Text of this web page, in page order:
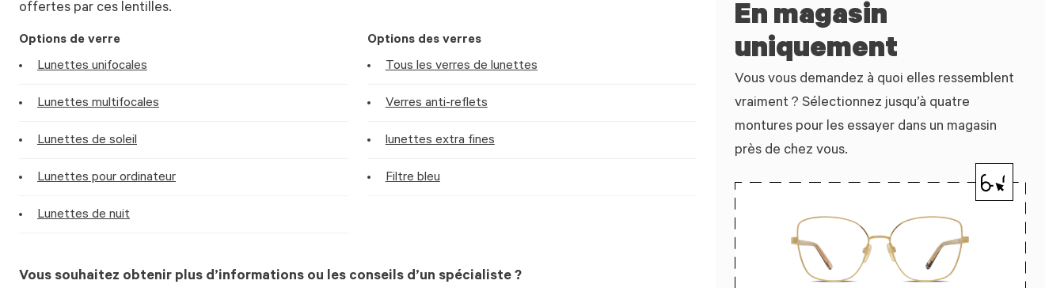
offertes par ces lentilles.
Options de verre
Lunettes unifocales
Lunettes multifocales
Lunettes de soleil
Lunettes pour ordinateur
Lunettes de nuit
Options des verres
Tous les verres de lunettes
Verres anti-reflets
lunettes extra fines
Filtre bleu
Vous souhaitez obtenir plus d’informations ou les conseils d’un spécialiste ?
En magasin
uniquement
Vous vous demandez à quoi elles ressemblent
vraiment ? Sélectionnez jusqu’à quatre
montures pour les essayer dans un magasin
près de chez vous.